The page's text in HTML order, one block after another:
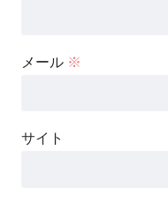
メール ※
サイト